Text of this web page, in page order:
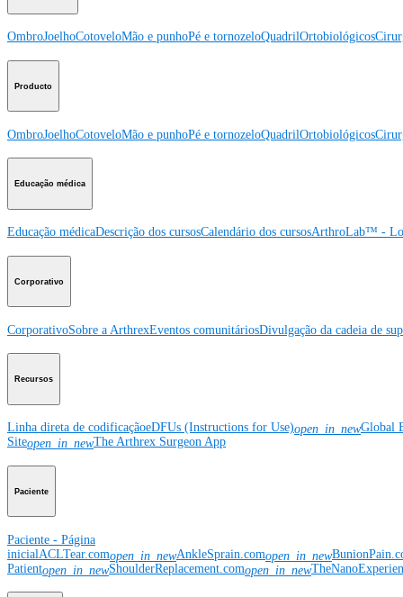
OmbroJoelhoCotoveloMão e punhoPé e tornozeloQuadrilOrtobiológicos
Producto
OmbroJoelhoCotoveloMão e punhoPé e tornozeloQuadrilOrtobiológicos
Educação médica
Educação médicaDescrição dos cursosCalendário dos cursosArthroLab™ -
Corporativo
CorporativoSobre a ArthrexEventos comunitáriosDivulgação da cadeia de
Recursos
Linha direta de codificaçãoeDFUs (Instructions for Use)open_in_newGlobal
Siteopen_in_newThe Arthrex Surgeon App
Paciente
Paciente - Página
inicial ACLTear.comopen_in_newAnkleSprain.comopen_in_new
Patientopen_in_newShoulderReplacement.comopen_in_new